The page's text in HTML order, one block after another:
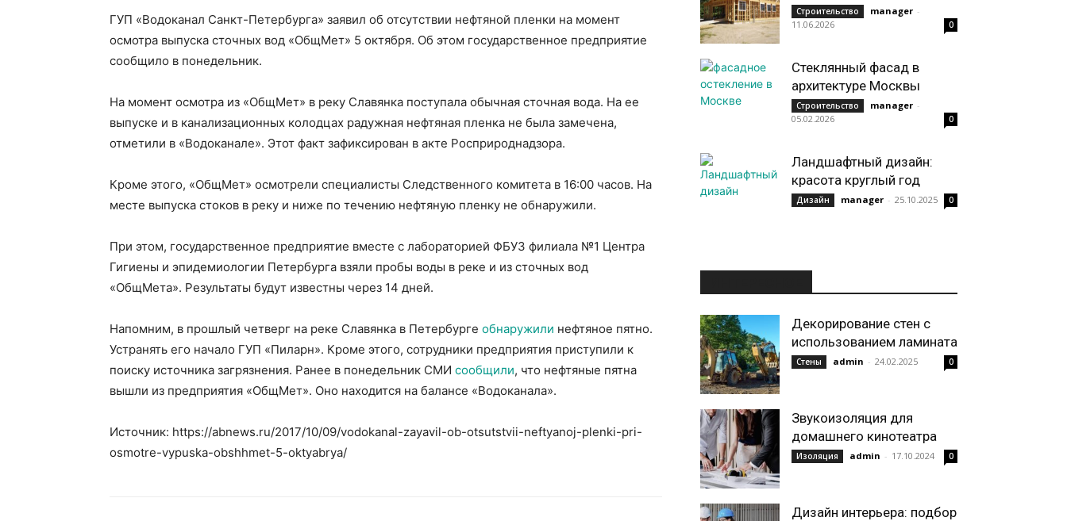
ГУП «Водоканал Санкт-Петербурга» заявил об отсутствии нефтяной пленки на момент
осмотра выпуска сточных вод «ОбщМет» 5 октября. Об этом государственное предприятие
сообщило в понедельник.
На момент осмотра из «ОбщМет» в реку Славянка поступала обычная сточная вода. На ее
выпуске и в канализационных колодцах радужная нефтяная пленка не была замечена,
отметили в «Водоканале». Этот факт зафиксирован в акте Росприроднадзора.
Кроме этого, «ОбщМет» осмотрели специалисты Следственного комитета в 16:00 часов. На
месте выпуска стоков в реку и ниже по течению нефтяную пленку не обнаружили.
При этом, государственное предприятие вместе с лабораторией ФБУЗ филиала №1 Центра
Гигиены и эпидемиологии Петербурга взяли пробы воды в реке и из сточных вод
«ОбщМета». Результаты будут известны через 14 дней.
Напомним, в прошлый четверг на реке Славянка в Петербурге обнаружили нефтяное пятно.
Устранять его начало ГУП «Пиларн». Кроме этого, сотрудники предприятия приступили к
поиску источника загрязнения. Ранее в понедельник СМИ сообщили, что нефтяные пятна
вышли из предприятия «ОбщМет». Оно находится на балансе «Водоканала».
Источник: https://abnews.ru/2017/10/09/vodokanal-zayavil-ob-otsutstvii-neftyanoj-plenki-pri-
osmotre-vypuska-obshhmet-5-oktyabrya/
Строительство manager -
11.06.2026
0
Стеклянный фасад в
архитектуре Москвы
Строительство manager -
05.02.2026
0
Ландшафтный дизайн:
красота круглый год
Дизайн manager - 25.10.2025 0
Декорирование стен с
использованием ламината
Стены admin - 24.02.2025 0
Звукоизоляция для
домашнего кинотеатра
Изоляция admin - 17.10.2024 0
Дизайн интерьера: подбор